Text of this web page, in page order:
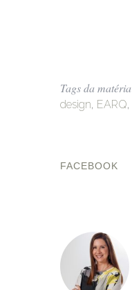
Tags da matéria
design, EARQ,
FACEBOOK